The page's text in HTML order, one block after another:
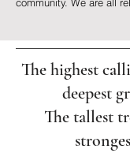
The highest
deepest
The tallest